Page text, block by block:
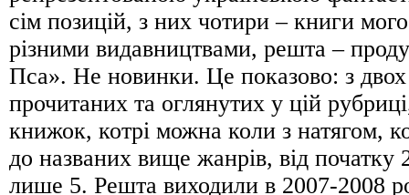
сім позицій, з них чотири – книги
різними видавництвами, решта –
Пса». Не новинки. Це показово: з
прочитаних та оглянутих у цій
книжок, котрі можна коли з натягом,
до названих вище жанрів, від початку
лише 5. Решта виходили в 2007-2008